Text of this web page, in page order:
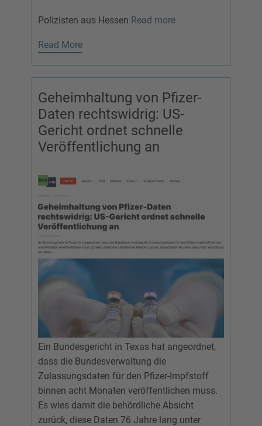
Polizisten aus Hessen Read more
Read More
Geheimhaltung von Pfizer-
Daten rechtswidrig: US-
Gericht ordnet schnelle
Veröffentlichung an
Ein Bundesgericht in Texas hat angeordnet,
dass die Bundesverwaltung die
Zulassungsdaten für den Pfizer-Impfstoff
binnen acht Monaten veröffentlichen muss.
Es wies damit die behördliche Absicht
zurück, diese Daten 76 Jahre lang unter